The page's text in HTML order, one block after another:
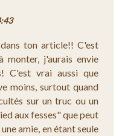
ton article!! C'est
monter, j'aurais envie
C'est vrai aussi que
moins, surtout quand
sur un truc ou un
aux fesses" que peut
amie, en étant seule